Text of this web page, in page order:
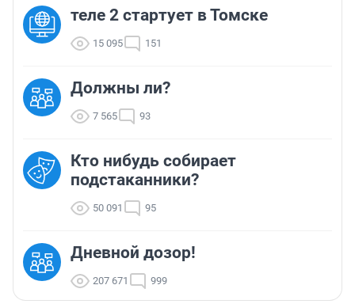
теле 2 стартует в Томске
15 095 151
Должны ли?
7 565 93
Кто нибудь собирает
подстаканники?
50 091 95
Дневной дозор!
207 671 999